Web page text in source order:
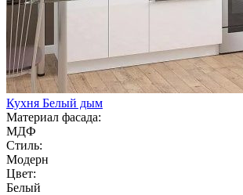
Кухня Белый дым
Материал фасада:
МДФ
Стиль:
Модерн
Цвет:
Белый